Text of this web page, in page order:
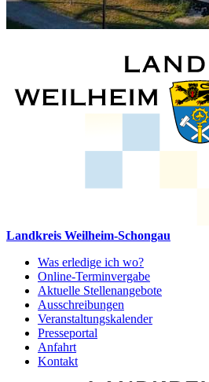
Landkreis Weilheim-Schongau
Was erledige ich wo?
Online-Terminvergabe
Aktuelle Stellenangebote
Ausschreibungen
Veranstaltungskalender
Presseportal
Anfahrt
Kontakt